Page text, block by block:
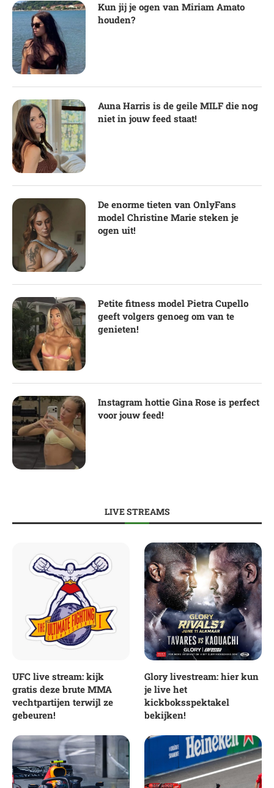
Kun jij je ogen van Miriam Amato
houden?
Auna Harris is de geile MILF die nog
niet in jouw feed staat!
De enorme tieten van OnlyFans
model Christine Marie steken je
ogen uit!
Petite fitness model Pietra Cupello
geeft volgers genoeg om van te
genieten!
Instagram hottie Gina Rose is perfect
voor jouw feed!
LIVE STREAMS
UFC live stream: kijk
gratis deze brute MMA
vechtpartijen terwijl ze
gebeuren!
Glory livestream: hier kun
je live het
kickboksspektakel
bekijken!